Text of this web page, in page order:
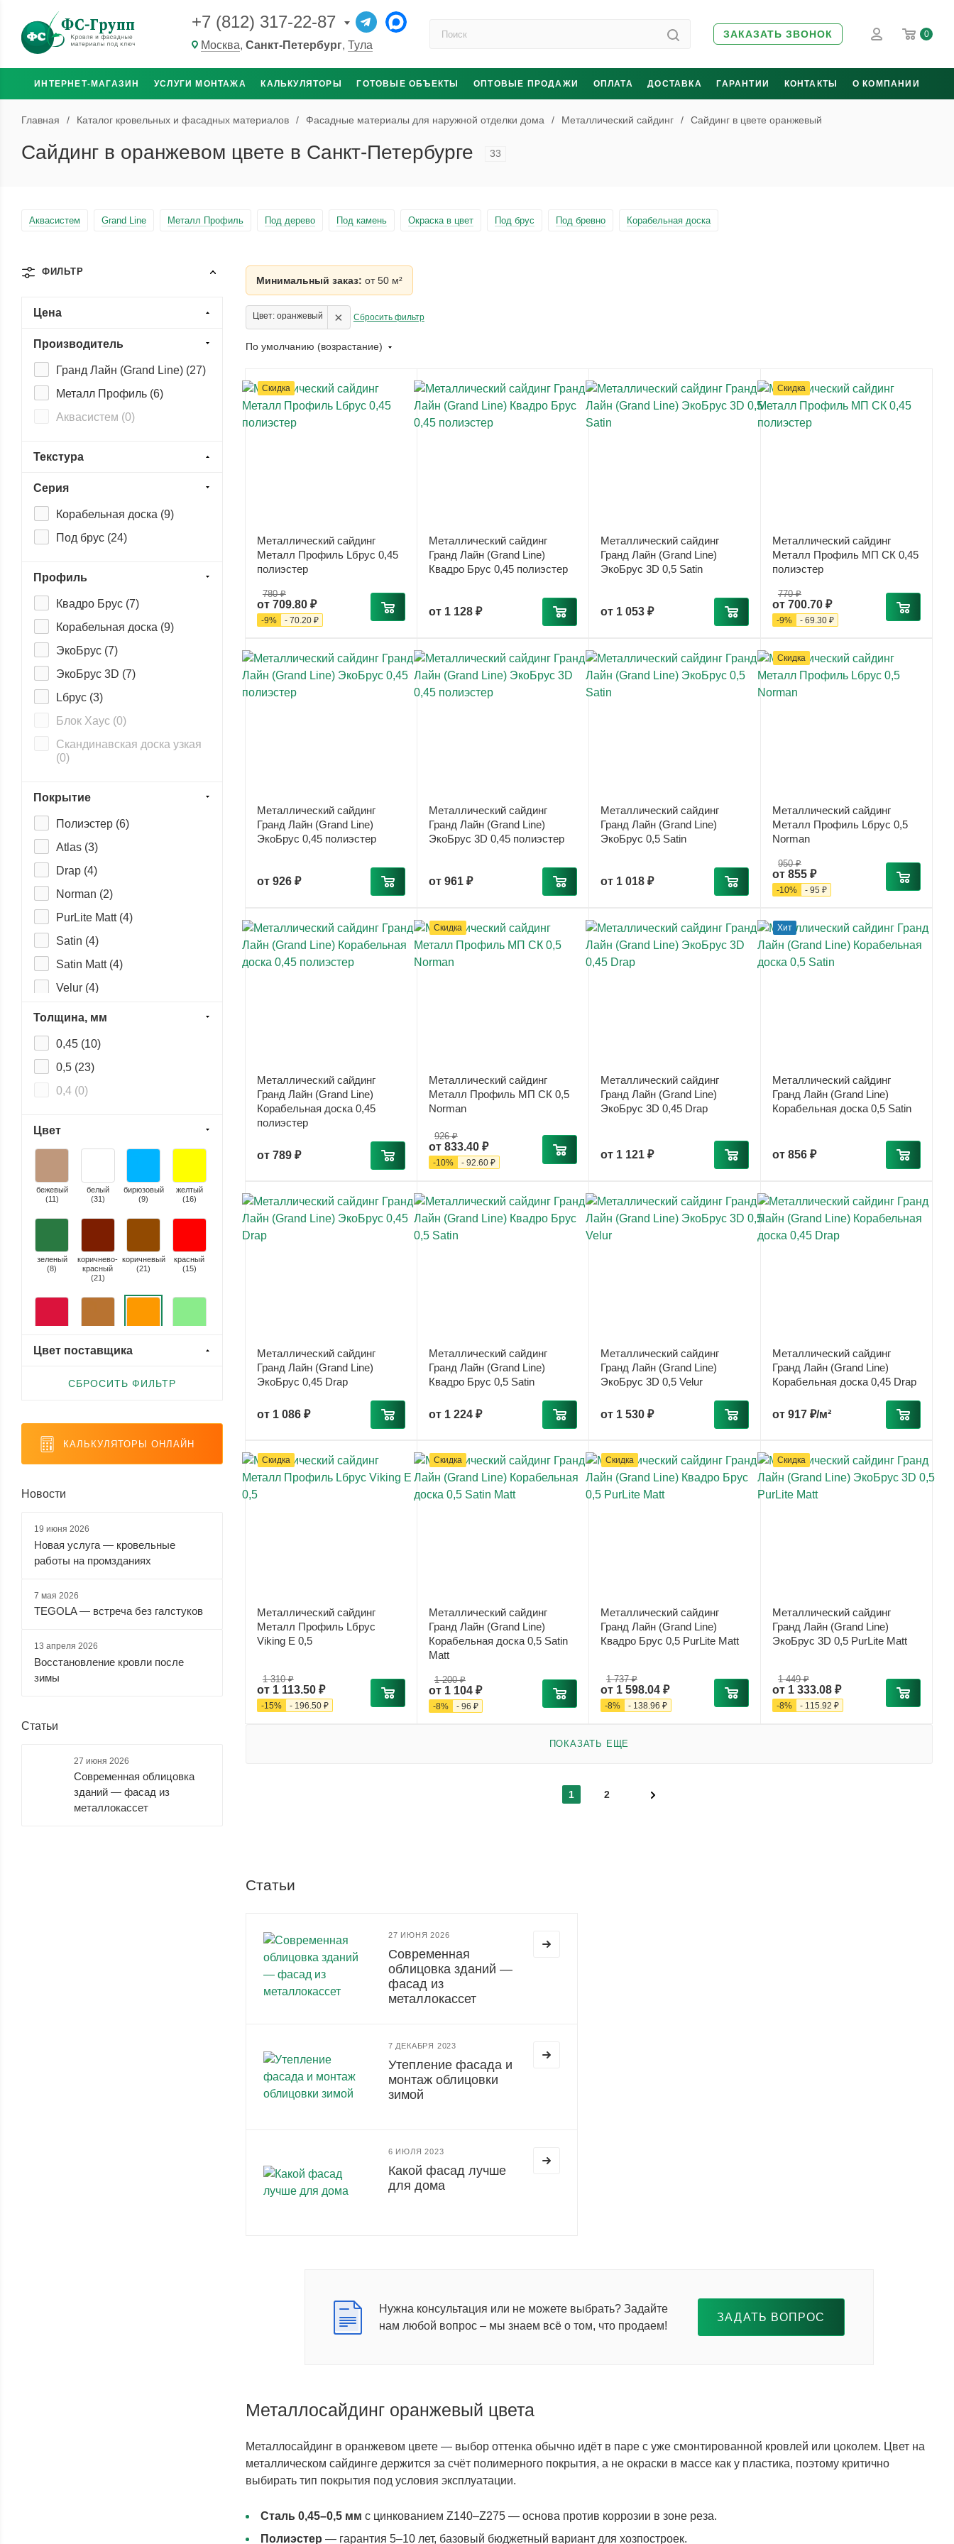
+7 (812) 317-22-87
Москва, Санкт-Петербург, Тула
ЗАКАЗАТЬ ЗВОНОК 0
ИНТЕРНЕТ-МАГАЗИН УСЛУГИ МОНТАЖА КАЛЬКУЛЯТОРЫ ГОТОВЫЕ ОБЪЕКТЫ ОПТОВЫЕ ПРОДАЖИ ОПЛАТА ДОСТАВКА ГАРАНТИИ КОНТАКТЫ О КОМПАНИИ
Главная / Каталог кровельных и фасадных материалов / Фасадные материалы для наружной отделки дома / Металлический сайдинг / Сайдинг в цвете оранжевый
Сайдинг в оранжевом цвете в Санкт-Петербурге 33
Аквасистем Grand Line Металл Профиль Под дерево Под камень Окраска в цвет Под брус Под бревно Корабельная доска
Минимальный заказ: от 50 м²
Цвет: оранжевый × Сбросить фильтр
По умолчанию (возрастание)
Скидка
Металлический сайдинг
Металл Профиль Lбрус 0,45
полиэстер
от 709.80 ₽
780 ₽
-9% - 70.20 ₽
Металлический сайдинг
Гранд Лайн (Grand Line)
Квадро Брус 0,45 полиэстер
от 1 128 ₽
Металлический сайдинг
Гранд Лайн (Grand Line)
ЭкоБрус 3D 0,5 Satin
от 1 053 ₽
Скидка
Металлический сайдинг
Металл Профиль МП СК 0,45
полиэстер
от 700.70 ₽
770 ₽
-9% - 69.30 ₽
Металлический сайдинг
Гранд Лайн (Grand Line)
ЭкоБрус 0,45 полиэстер
от 926 ₽
Металлический сайдинг
Гранд Лайн (Grand Line)
ЭкоБрус 3D 0,45 полиэстер
от 961 ₽
Металлический сайдинг
Гранд Лайн (Grand Line)
ЭкоБрус 0,5 Satin
от 1 018 ₽
Скидка
Металлический сайдинг
Металл Профиль Lбрус 0,5
Norman
от 855 ₽
950 ₽
-10% - 95 ₽
Металлический сайдинг
Гранд Лайн (Grand Line)
Корабельная доска 0,45
полиэстер
от 789 ₽
Скидка
Металлический сайдинг
Металл Профиль МП СК 0,5
Norman
от 833.40 ₽
926 ₽
-10% - 92.60 ₽
Металлический сайдинг
Гранд Лайн (Grand Line)
ЭкоБрус 3D 0,45 Drap
от 1 121 ₽
Хит
Металлический сайдинг
Гранд Лайн (Grand Line)
Корабельная доска 0,5 Satin
от 856 ₽
Металлический сайдинг
Гранд Лайн (Grand Line)
ЭкоБрус 0,45 Drap
от 1 086 ₽
Металлический сайдинг
Гранд Лайн (Grand Line)
Квадро Брус 0,5 Satin
от 1 224 ₽
Металлический сайдинг
Гранд Лайн (Grand Line)
ЭкоБрус 3D 0,5 Velur
от 1 530 ₽
Металлический сайдинг
Гранд Лайн (Grand Line)
Корабельная доска 0,45 Drap
от 917 ₽/м²
Скидка
Металлический сайдинг
Металл Профиль Lбрус
Viking E 0,5
от 1 113.50 ₽
1 310 ₽
-15% - 196.50 ₽
Скидка
Металлический сайдинг
Гранд Лайн (Grand Line)
Корабельная доска 0,5 Satin
Matt
от 1 104 ₽
1 200 ₽
-8% - 96 ₽
Скидка
Металлический сайдинг
Гранд Лайн (Grand Line)
Квадро Брус 0,5 PurLite Matt
от 1 598.04 ₽
1 737 ₽
-8% - 138.96 ₽
Скидка
Металлический сайдинг
Гранд Лайн (Grand Line)
ЭкоБрус 3D 0,5 PurLite Matt
от 1 333.08 ₽
1 449 ₽
-8% - 115.92 ₽
ПОКАЗАТЬ ЕЩЕ
1 2
Статьи
27 ИЮНЯ 2026
Современная
облицовка зданий —
фасад из
металлокассет
7 ДЕКАБРЯ 2023
Утепление фасада и
монтаж облицовки
зимой
6 ИЮЛЯ 2023
Какой фасад лучше
для дома
Нужна консультация или не можете выбрать? Задайте
нам любой вопрос – мы знаем всё о том, что продаем!
ЗАДАТЬ ВОПРОС
Металлосайдинг оранжевый цвета
Металлосайдинг в оранжевом цвете — выбор оттенка обычно идёт в паре с уже смонтированной кровлей или цоколем. Цвет на
металлическом сайдинге держится за счёт полимерного покрытия, а не окраски в массе как у пластика, поэтому критично
выбирать тип покрытия под условия эксплуатации.
Сталь 0,45–0,5 мм с цинкованием Z140–Z275 — основа против коррозии в зоне реза.
Полиэстер — гарантия 5–10 лет, базовый бюджетный вариант для хозпостроек.
ФИЛЬТР
Цена
Производитель
Гранд Лайн (Grand Line) (27)
Металл Профиль (6)
Аквасистем (0)
Текстура
Серия
Корабельная доска (9)
Под брус (24)
Профиль
Квадро Брус (7)
Корабельная доска (9)
ЭкоБрус (7)
ЭкоБрус 3D (7)
Lбрус (3)
Блок Хаус (0)
Скандинавская доска узкая
(0)
двойная (
Скандинавская доска
широкая (0 )
Скандинавский брус
Модерн узкий (
Скандинавский брус
Покрытие
Полиэстер (6)
Atlas (3)
Drap (4)
Norman (2)
PurLite Matt (4)
Satin (4)
Satin Matt (4)
Velur (4)
Print Elite (
Print Premium (0)
Pural Matt (
Purman (0)
Rooftop (Шёлк) (0)
Rooftop Matte (Стальной
Valori (0)
Viking (0)
Толщина, мм
0,45 (10)
0,5 (23)
0,4 (0)
Цвет
бежевый
(11)
белый
(31)
бирюзовый
(9)
желтый
(16)
зеленый
(8)
коричнево-
красный
(21)
коричневый
(21)
красный
(15)
(31)
серый
(17
(2)
(25)
металлик
синий
(64
черный
матовый
(64)
Цвет поставщика
СБРОСИТЬ ФИЛЬТР
КАЛЬКУЛЯТОРЫ ОНЛАЙН
Новости
19 июня 2026
Новая услуга — кровельные
работы на промзданиях
7 мая 2026
TEGOLA — встреча без галстуков
13 апреля 2026
Восстановление кровли после
зимы
Статьи
27 июня 2026
Современная облицовка
зданий — фасад из
металлокассет